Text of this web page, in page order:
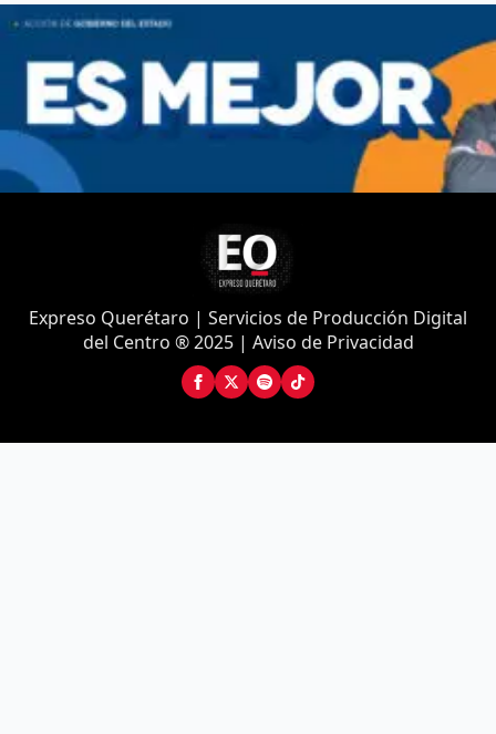
Expreso Querétaro | Servicios de Producción Digital
del Centro ® 2025 | Aviso de Privacidad